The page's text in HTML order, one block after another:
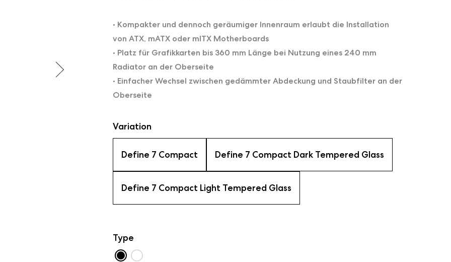
• Kompakter und dennoch geräumiger Innenraum erlaubt die Installation
von ATX, mATX oder mITX Motherboards
• Platz für Grafikkarten bis 360 mm Länge bei Nutzung eines 240 mm
Radiator an der Oberseite
• Einfacher Wechsel zwischen gedämmter Abdeckung und Staubfilter an der
Oberseite
Variation
Define 7 Compact Define 7 Compact Dark Tempered Glass
Define 7 Compact Light Tempered Glass
Type